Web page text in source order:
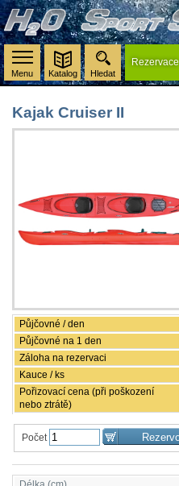
Menu
Rezervace
Hledat
Kajak Cruiser II
Půjčovné / den
Půjčovné na 1 den
Záloha na rezervaci
Kauce / ks
Pořizovací cena (při poškození
nebo ztrátě)
Počet
Katalog